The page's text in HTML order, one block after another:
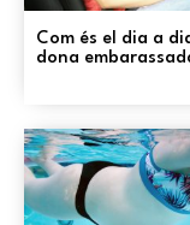
Com és el dia a
dona